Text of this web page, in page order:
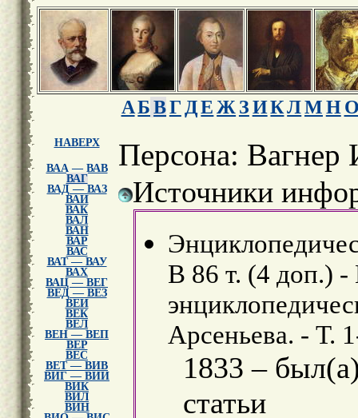
АБВГ ДЕ Ж ЗИКЛМН
НАВЕРХ
ВАА — ВАВ
ВАГ
ВАД — ВАЗ
ВАИ
ВАК
ВАЛ
ВАН
ВАР
ВАС
ВАТ — ВАУ
ВАХ
ВАЦ — ВЕГ
ВЕД — ВЕЗ
ВЕИ
ВЕК
ВЕЛ
ВЕН — ВЕП
ВЕР
ВЕС
ВЕТ — ВИВ
ВИГ — ВИИ
ВИК
ВИЛ
ВИН
Персона: Вагнер
Источники
В 86 т. (4 доп.)
Арсеньева. - Т.
1833 –
статьи